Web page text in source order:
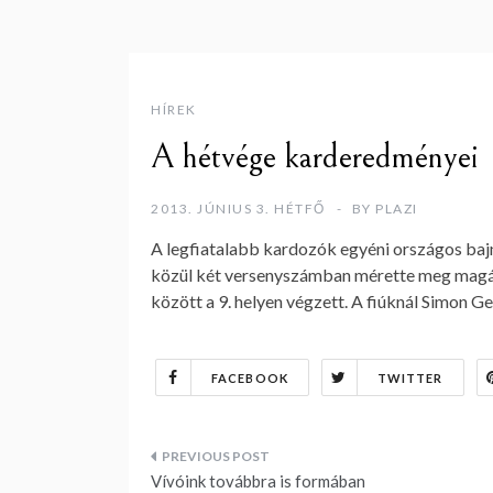
HÍREK
A hétvége karderedményei
2013. JÚNIUS 3. HÉTFŐ BY PLAZI
A legfiatalabb kardozók egyéni országos
közül két versenyszámban mérette meg
között a 9. helyen végzett. A fiúknál Simon
FACEBOOK TWITTER
Bejegyzés
Vívóink továbbra is formában